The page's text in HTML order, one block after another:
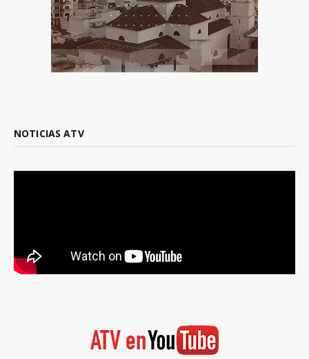
NOTICIAS ATV